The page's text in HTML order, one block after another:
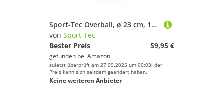
Sport-Tec Overball, ø 23 cm, 10er Set
von Sport-Tec
Bester Preis
59,95 €
gefunden bei Amazon
zuletzt überprüft am 27.09.2025 um 00:03; der
Preis kann sich seitdem geändert haben.
Keine weiteren Anbieter